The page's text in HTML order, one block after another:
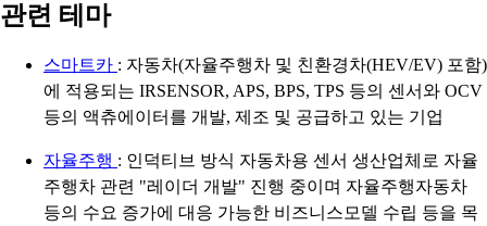
관련 테마
스마트카 : 자동차(자율주행차 및 친환경차(HEV/EV) 포함)
에 적용되는 IRSENSOR, APS, BPS, TPS 등의 센서와 OCV
등의 액츄에이터를 개발, 제조 및 공급하고 있는 기업
자율주행 : 인덕티브 방식 자동차용 센서 생산업체로 자율
주행차 관련 "레이더 개발" 진행 중이며 자율주행자동차
등의 수요 증가에 대응 가능한 비즈니스모델 수립 등을 목